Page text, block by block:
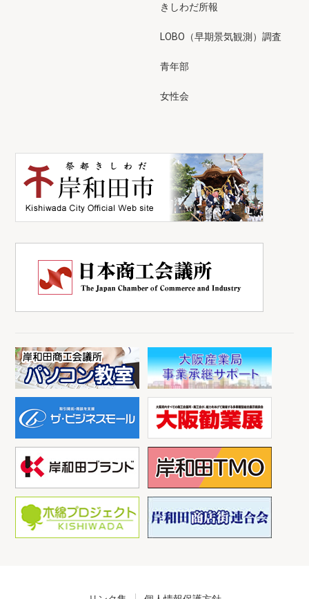
きしわだ所報
LOBO（早期景気観測）調査
青年部
女性会